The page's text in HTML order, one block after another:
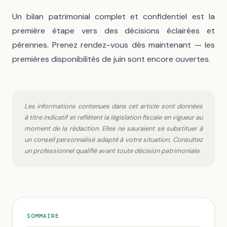
Un bilan patrimonial complet et confidentiel est la
première étape vers des décisions éclairées et
pérennes. Prenez rendez-vous dès maintenant — les
premières disponibilités de juin sont encore ouvertes.
Les informations contenues dans cet article sont données
à titre indicatif et reflètent la législation fiscale en vigueur au
moment de la rédaction. Elles ne sauraient se substituer à
un conseil personnalisé adapté à votre situation. Consultez
un professionnel qualifié avant toute décision patrimoniale.
SOMMAIRE